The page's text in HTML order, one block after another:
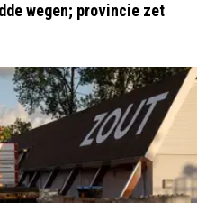
wegen; provincie zet